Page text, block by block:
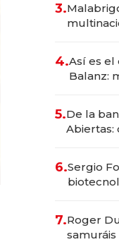
prepara
3.
4.Así es
Balanz:
5.De la
Abiertas:
6.Sergio
7.Roger